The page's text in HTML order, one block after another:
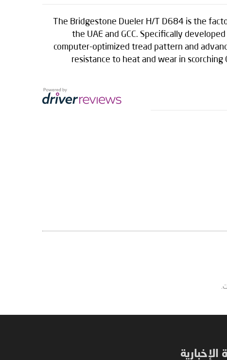
The Bridgestone Dueler H/T D684 is the
the UAE and GCC. Specifically
computer-optimized tread pattern and
resistance to heat and wear in